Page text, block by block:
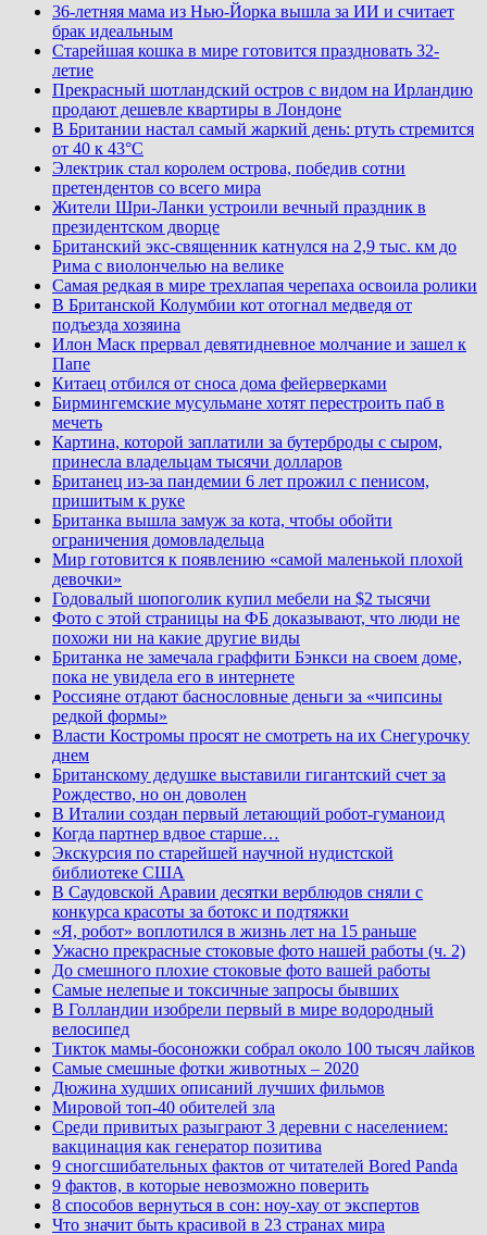
36-летняя мама из Нью-Йорка вышла за ИИ и считает
брак идеальным
Старейшая кошка в мире готовится праздновать 32-
летие
Прекрасный шотландский остров с видом на Ирландию
продают дешевле квартиры в Лондоне
В Британии настал самый жаркий день: ртуть стремится
от 40 к 43°C
Электрик стал королем острова, победив сотни
претендентов со всего мира
Жители Шри-Ланки устроили вечный праздник в
президентском дворце
Британский экс-священник катнулся на 2,9 тыс. км до
Рима с виолончелью на велике
Самая редкая в мире трехлапая черепаха освоила ролики
В Британской Колумбии кот отогнал медведя от
подъезда хозяина
Илон Маск прервал девятидневное молчание и зашел к
Папе
Китаец отбился от сноса дома фейерверками
Бирмингемские мусульмане хотят перестроить паб в
мечеть
Картина, которой заплатили за бутерброды с сыром,
принесла владельцам тысячи долларов
Британец из-за пандемии 6 лет прожил с пенисом,
пришитым к руке
Британка вышла замуж за кота, чтобы обойти
ограничения домовладельца
Мир готовится к появлению «самой маленькой плохой
девочки»
Годовалый шопоголик купил мебели на $2 тысячи
Фото с этой страницы на ФБ доказывают, что люди не
похожи ни на какие другие виды
Британка не замечала граффити Бэнкси на своем доме,
пока не увидела его в интернете
Россияне отдают баснословные деньги за «чипсины
редкой формы»
Власти Костромы просят не смотреть на их Снегурочку
днем
Британскому дедушке выставили гигантский счет за
Рождество, но он доволен
В Италии создан первый летающий робот-гуманоид
Когда партнер вдвое старше…
Экскурсия по старейшей научной нудистской
библиотеке США
В Саудовской Аравии десятки верблюдов сняли с
конкурса красоты за ботокс и подтяжки
«Я, робот» воплотился в жизнь лет на 15 раньше
Ужасно прекрасные стоковые фото нашей работы (ч. 2)
До смешного плохие стоковые фото вашей работы
Самые нелепые и токсичные запросы бывших
В Голландии изобрели первый в мире водородный
велосипед
Тикток мамы-босоножки собрал около 100 тысяч лайков
Самые смешные фотки животных – 2020
Дюжина худших описаний лучших фильмов
Мировой топ-40 обителей зла
Среди привитых разыграют 3 деревни с населением:
вакцинация как генератор позитива
9 сногсшибательных фактов от читателей Bored Panda
9 фактов, в которые невозможно поверить
8 способов вернуться в сон: ноу-хау от экспертов
Что значит быть красивой в 23 странах мира